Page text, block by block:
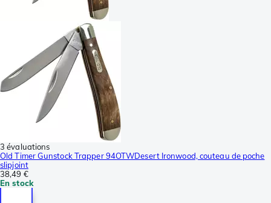
3 évaluations
Old Timer Gunstock Trapper 94OTWDesert Ironwood, couteau de poche
slipjoint
38,49 €
En stock